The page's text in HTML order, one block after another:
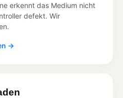
erkennt das Medium nicht
defekt. Wir
→